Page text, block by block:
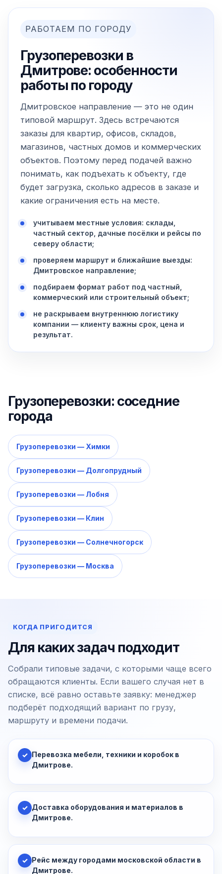
РАБОТАЕМ ПО ГОРОДУ
Грузоперевозки в
Дмитрове: особенности
работы по городу
Дмитровское направление — это не один
типовой маршрут. Здесь встречаются
заказы для квартир, офисов, складов,
магазинов, частных домов и коммерческих
объектов. Поэтому перед подачей важно
понимать, как подъехать к объекту, где
будет загрузка, сколько адресов в заказе и
какие ограничения есть на месте.
учитываем местные условия: склады,
частный сектор, дачные посёлки и рейсы по
северу области;
проверяем маршрут и ближайшие выезды:
Дмитровское направление;
подбираем формат работ под частный,
коммерческий или строительный объект;
не раскрываем внутреннюю логистику
компании — клиенту важны срок, цена и
результат.
Грузоперевозки: соседние
города
Грузоперевозки — Химки
Грузоперевозки — Долгопрудный
Грузоперевозки — Лобня
Грузоперевозки — Клин
Грузоперевозки — Солнечногорск
Грузоперевозки — Москва
КОГДА ПРИГОДИТСЯ
Для каких задач подходит
Собрали типовые задачи, с которыми чаще всего
обращаются клиенты. Если вашего случая нет в
списке, всё равно оставьте заявку: менеджер
подберёт подходящий вариант по грузу,
маршруту и времени подачи.
✓ Перевозка мебели, техники и коробок в
Дмитрове.
✓ Доставка оборудования и материалов в
Дмитрове.
✓ Рейс между городами московской области в
Дмитрове.